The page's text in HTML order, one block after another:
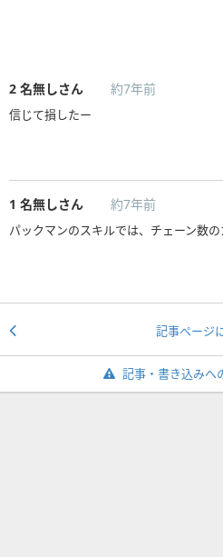
2 名無しさん 約7年前
信じて損したー
1 名無しさん 約7年前
パックマンのスキルでは、チェーン数
記事ページ
記事・書き込みへ